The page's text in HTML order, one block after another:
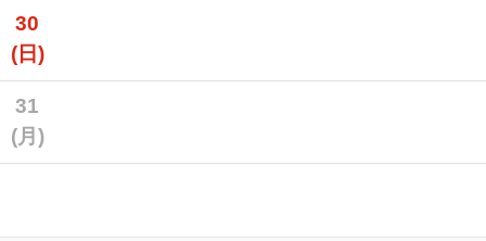
30
(日)
31
(月)